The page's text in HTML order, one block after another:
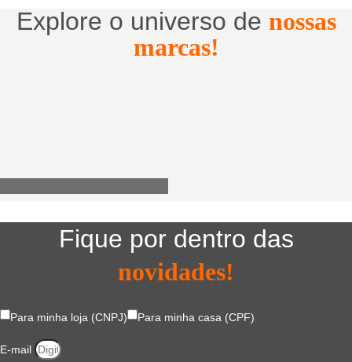
Explore o universo de nossas
marcas!
Fique por dentro das
novidades!
Para minha loja (CNPJ) Para minha casa (CPF)
E-mail